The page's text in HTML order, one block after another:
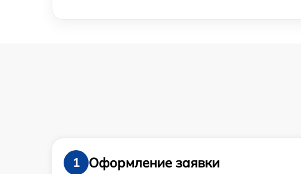
1 Оформление заявки